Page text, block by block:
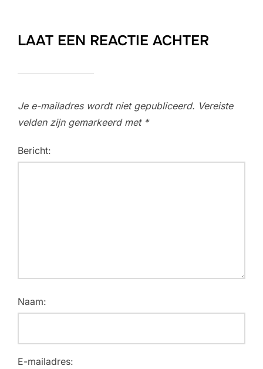
LAAT EEN REACTIE ACHTER
Je e-mailadres wordt niet gepubliceerd. Vereiste
velden zijn gemarkeerd met *
Bericht:
Naam:
E-mailadres: